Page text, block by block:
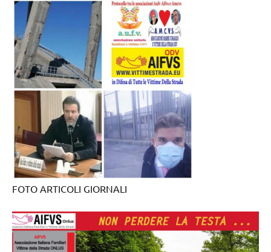
FOTO ARTICOLI GIORNALI